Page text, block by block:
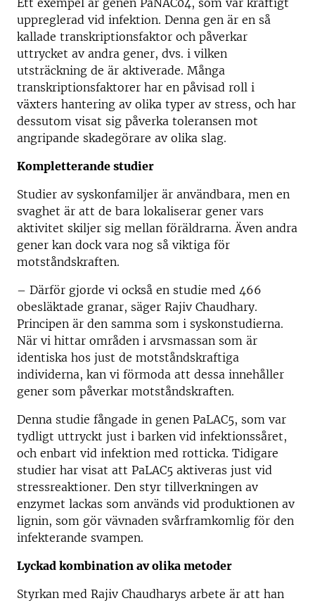
Ett exempel är genen PaNAC04, som var kraftigt
uppreglerad vid infektion. Denna gen är en så
kallade transkriptionsfaktor och påverkar
uttrycket av andra gener, dvs. i vilken
utsträckning de är aktiverade. Många
transkriptionsfaktorer har en påvisad roll i
växters hantering av olika typer av stress, och har
dessutom visat sig påverka toleransen mot
angripande skadegörare av olika slag.
Kompletterande studier
Studier av syskonfamiljer är användbara, men en
svaghet är att de bara lokaliserar gener vars
aktivitet skiljer sig mellan föräldrarna. Även andra
gener kan dock vara nog så viktiga för
motståndskraften.
– Därför gjorde vi också en studie med 466
obesläktade granar, säger Rajiv Chaudhary.
Principen är den samma som i syskonstudierna.
När vi hittar områden i arvsmassan som är
identiska hos just de motståndskraftiga
individerna, kan vi förmoda att dessa innehåller
gener som påverkar motståndskraften.
Denna studie fångade in genen PaLAC5, som var
tydligt uttryckt just i barken vid infektionssåret,
och enbart vid infektion med rotticka. Tidigare
studier har visat att PaLAC5 aktiveras just vid
stressreaktioner. Den styr tillverkningen av
enzymet lackas som används vid produktionen av
lignin, som gör vävnaden svårframkomlig för den
infekterande svampen.
Lyckad kombination av olika metoder
Styrkan med Rajiv Chaudharys arbete är att han